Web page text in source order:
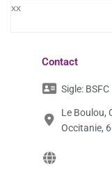
xx
Contact
Sigle: BSFC
Le Boulou,
Occitanie,